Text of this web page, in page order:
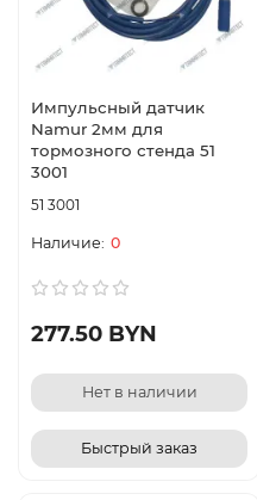
Импульсный датчик
Namur 2мм для
тормозного стенда 51
3001
51 3001
0
277.50 BYN
Нет в наличии
Быстрый заказ